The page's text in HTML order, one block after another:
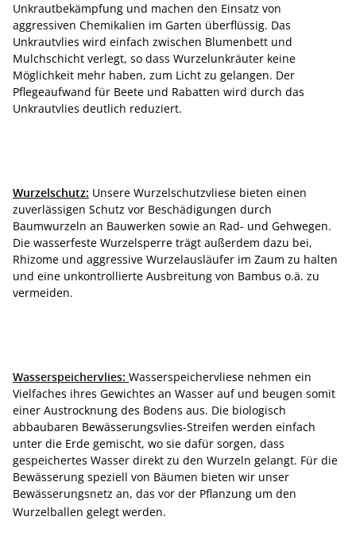
Unkrautbekämpfung und machen den Einsatz von
aggressiven Chemikalien im Garten überflüssig. Das
Unkrautvlies wird einfach zwischen Blumenbett und
Mulchschicht verlegt, so dass Wurzelunkräuter keine
Möglichkeit mehr haben, zum Licht zu gelangen. Der
Pflegeaufwand für Beete und Rabatten wird durch das
Unkrautvlies deutlich reduziert.
Wurzelschutz: Unsere Wurzelschutzvliese bieten einen
zuverlässigen Schutz vor Beschädigungen durch
Baumwurzeln an Bauwerken sowie an Rad- und Gehwegen.
Die wasserfeste Wurzelsperre trägt außerdem dazu bei,
Rhizome und aggressive Wurzelausläufer im Zaum zu halten
und eine unkontrollierte Ausbreitung von Bambus o.ä. zu
vermeiden.
Wasserspeichervlies: Wasserspeichervliese nehmen ein
Vielfaches ihres Gewichtes an Wasser auf und beugen somit
einer Austrocknung des Bodens aus. Die biologisch
abbaubaren Bewässerungsvlies-Streifen werden einfach
unter die Erde gemischt, wo sie dafür sorgen, dass
gespeichertes Wasser direkt zu den Wurzeln gelangt. Für die
Bewässerung speziell von Bäumen bieten wir unser
Bewässerungsnetz an, das vor der Pflanzung um den
Wurzelballen gelegt werden.